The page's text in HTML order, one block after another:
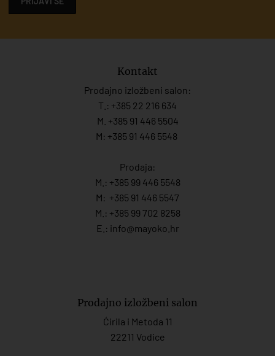
Kontakt
Prodajno izložbeni salon:
T.: +385 22 216 634
M. +385 91 446 5504
M: +385 91 446 5548
Prodaja:
M.: +385 99 446 5548
M: +385 91 446 5547
M.: +385 99 702 8258
E.: info@mayoko. hr
Prodajno izložbeni salon
Ćirila i Metoda 11
22211 Vodice